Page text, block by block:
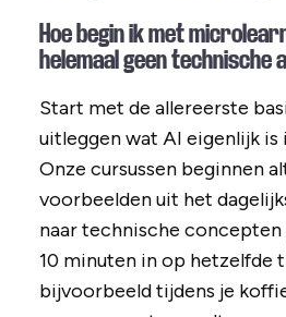
Hoe begin ik met
helemaal geen
Start met de allereerste
uitleggen wat AI eigenlijk is
Onze cursussen beginnen
voorbeelden uit het
naar technische concepten
10 minuten in op hetzelfde
bijvoorbeeld tijdens je